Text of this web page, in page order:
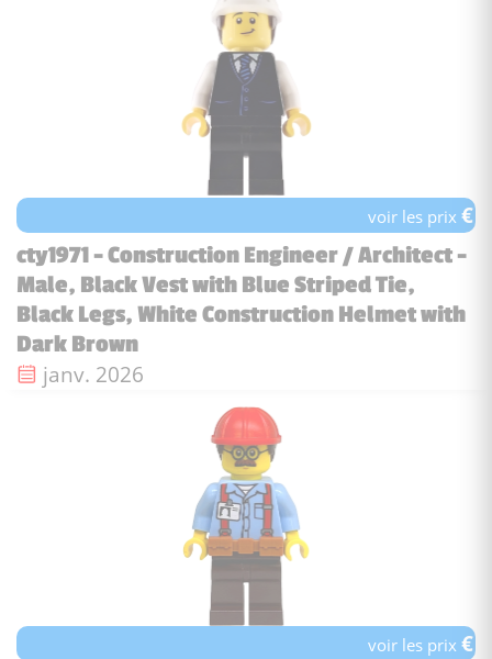
voir les prix€
cty1971 - Construction Engineer / Architect -
Male, Black Vest with Blue Striped Tie,
Black Legs, White Construction Helmet with
Dark Brown
Date de sortie :
janv. 2026
voir les prix€